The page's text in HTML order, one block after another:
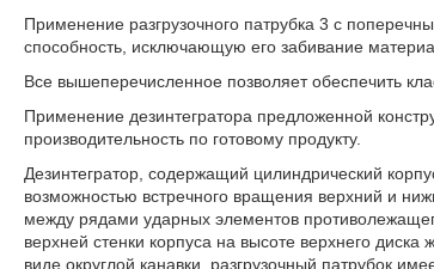
Применение разгрузочного патрубка 3 с
способность, исключающую его забивание
Все вышеперечисленное позволяет обеспечить
Применение дезинтегратора предложенной
производительность по готовому продукту.
Дезинтегратор, содержащий цилиндрический
возможностью встречного вращения верхний и
между рядами ударных элементов
верхней стенки корпуса на высоте верхнего
виде округлой канавки, разгрузочный патрубок